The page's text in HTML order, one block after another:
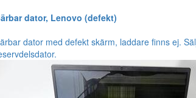
dator, Lenovo (defekt)
dator med defekt skärm, laddare finns ej.